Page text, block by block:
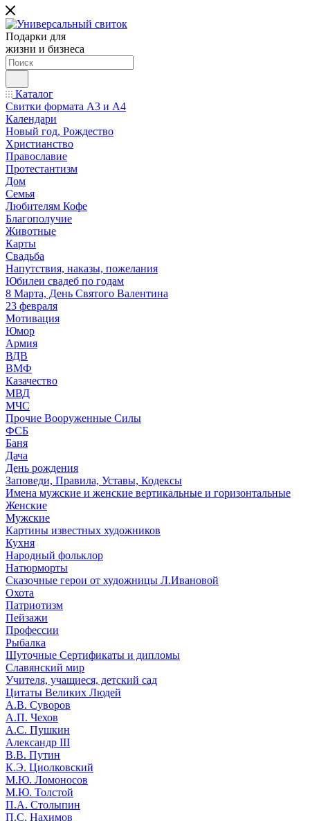
Подарки для
жизни и бизнеса
Каталог
Свитки формата А3 и А4
Календари
Новый год, Рождество
Христианство
Православие
Протестантизм
Дом
Семья
Любителям Кофе
Благополучие
Животные
Карты
Свадьба
Напутствия, наказы, пожелания
Юбилеи свадеб по годам
8 Марта, День Святого Валентина
23 февраля
Мотивация
Юмор
Армия
ВДВ
ВМФ
Казачество
МВД
МЧС
Прочие Вооруженные Силы
ФСБ
Баня
Дача
День рождения
Заповеди, Правила, Уставы, Кодексы
Имена мужские и женские вертикальные и горизонтальные
Женские
Мужские
Картины известных художников
Кухня
Народный фольклор
Натюрморты
Сказочные герои от художницы Л.Ивановой
Охота
Патриотизм
Пейзажи
Профессии
Рыбалка
Шуточные Сертификаты и дипломы
Славянский мир
Учителя, учащиеся, детский сад
Цитаты Великих Людей
А.В. Суворов
А.П. Чехов
А.С. Пушкин
Александр III
В.В. Путин
К.Э. Циолковский
М.Ю. Ломоносов
М.Ю. Толстой
П.А. Столыпин
П.С. Нахимов